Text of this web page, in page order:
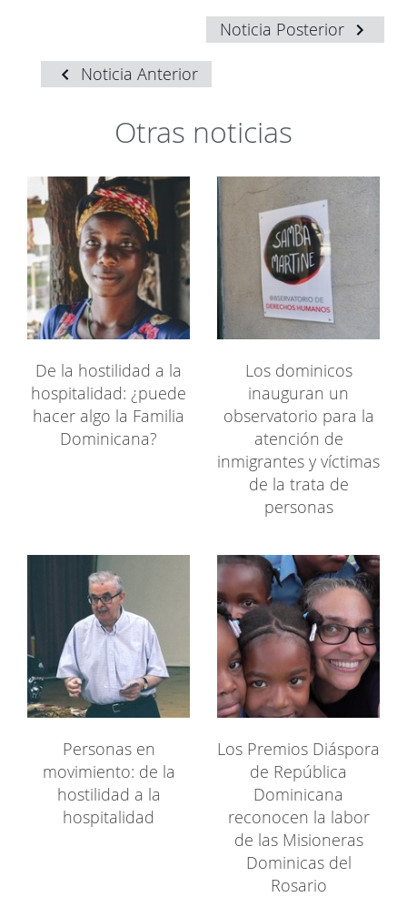
Noticia Posterior
Noticia Anterior
Otras noticias
De la hostilidad a la
hospitalidad: ¿puede
hacer algo la Familia
Dominicana?
Los dominicos
inauguran un
observatorio para la
atención de
inmigrantes y víctimas
de la trata de
personas
Personas en
movimiento: de la
hostilidad a la
hospitalidad
Los Premios Diáspora
de República
Dominicana
reconocen la labor
de las Misioneras
Dominicas del
Rosario